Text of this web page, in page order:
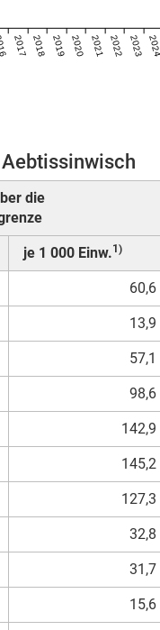
2017 2018 2019 2020 2021 2022 2023 2024
die
je 1 000 Einw.1)
60,6
13,9
57,1
98,6
142,9
145,2
127,3
32,8
31,7
15,6